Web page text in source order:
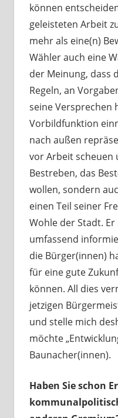
können
geleisteten Arbeit
mehr als eine(n)
Wähler auch eine
der Meinung, dass
Regeln, an
seine Versprechen
Vorbildfunktion
nach außen
vor Arbeit scheuen
Bestreben, das
wollen, sondern
einen Teil seiner
Wohle der Stadt.
umfassend
die Bürger(innen)
für eine gute
können. All dies
jetzigen
und stelle mich
möchte
Baunacher(innen).
Haben Sie schon